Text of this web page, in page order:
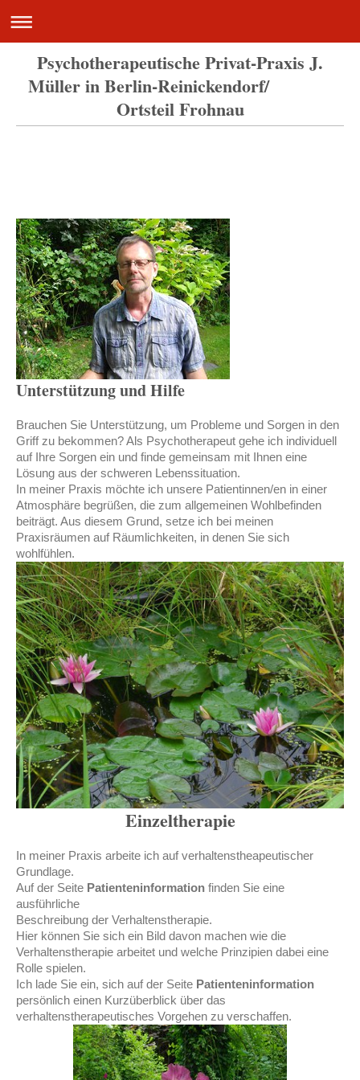
Psychotherapeutische Privat-Praxis J.
Müller in Berlin-Reinickendorf/
Ortsteil Frohnau
Unterstützung und Hilfe
Brauchen Sie Unterstützung, um Probleme und Sorgen in den
Griff zu bekommen? Als Psychotherapeut gehe ich individuell
auf Ihre Sorgen ein und finde gemeinsam mit Ihnen eine
Lösung aus der schweren Lebenssituation.
In meiner Praxis möchte ich unsere Patientinnen/en in einer
Atmosphäre begrüßen, die zum allgemeinen Wohlbefinden
beiträgt. Aus diesem Grund, setze ich bei meinen
Praxisräumen auf Räumlichkeiten, in denen Sie sich
wohlfühlen.
Einzeltherapie
In meiner Praxis arbeite ich auf verhaltenstheapeutischer
Grundlage.
Auf der Seite Patienteninformation finden Sie eine
ausführliche
Beschreibung der Verhaltenstherapie.
Hier können Sie sich ein Bild davon machen wie die
Verhaltenstherapie arbeitet und welche Prinzipien dabei eine
Rolle spielen.
Ich lade Sie ein, sich auf der Seite Patienteninformation
persönlich einen Kurzüberblick über das
verhaltenstherapeutisches Vorgehen zu verschaffen.